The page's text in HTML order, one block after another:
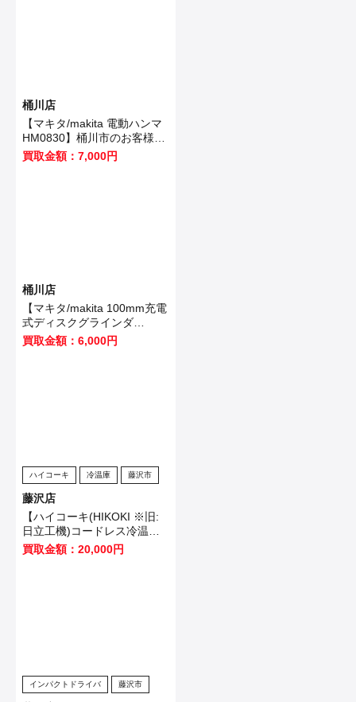
桶川店
【マキタ/makita 電動ハンマ
HM0830】桶川市のお客様か
ら買取いたしました！
買取金額：7,000円
桶川店
【マキタ/makita 100mm充電
式ディスクグラインダ
GA403DRGN】桶川市のお客
様から買取いたしました！
買取金額：6,000円
ハイコーキ 冷温庫 藤沢市
藤沢店
【ハイコーキ(HIKOKI ※旧:
日立工機)コードレス冷温庫
UL18DB(NMG)】藤沢市のお
客様から買取させていただき
買取金額：20,000円
インパクトドライバ 藤沢市